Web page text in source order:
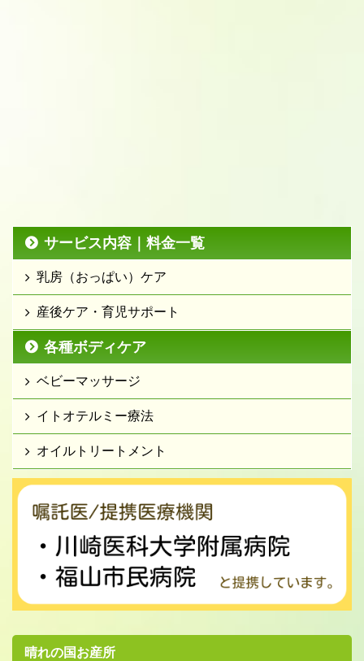
サービス内容｜料金一覧
乳房（おっぱい）ケア
産後ケア・育児サポート
各種ボディケア
ベビーマッサージ
イトオテルミー療法
オイルトリートメント
晴れの国お産所